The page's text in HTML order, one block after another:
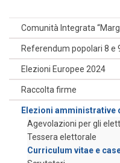
Comunità Integrata
Referendum popolari 8 e
Elezioni Europee 2024
Raccolta firme
Elezioni amministrative
Agevolazioni per gli
Tessera elettorale
Curriculum vitae e